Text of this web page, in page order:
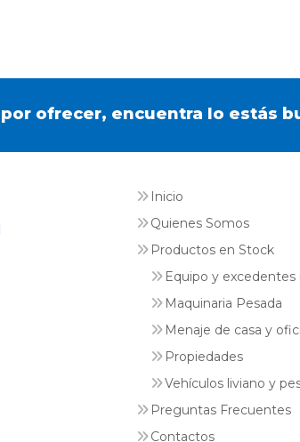
ofrecer, encuentra lo estás
Inicio
Quienes Somos
Productos en Stock
Equipo y excedentes
Maquinaria Pesada
Menaje de casa y
Propiedades
Vehículos liviano y
Preguntas Frecuentes
Contactos